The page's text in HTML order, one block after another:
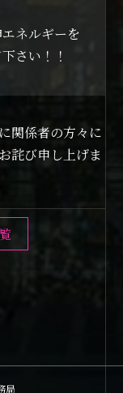
ネルギーを
さい！！
関係者の方々に
詫び申し上げま
局